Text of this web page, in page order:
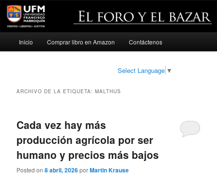
Ir
Ir
Inicio Comprar libro en Amazon Contáctenos
Select Language ▼
ARCHIVO DE LA ETIQUETA:MALTHUS
Cada vez hay más
producción agrícola por ser
humano y precios más bajos
Posted on8 abril, 2026porMartin Krause